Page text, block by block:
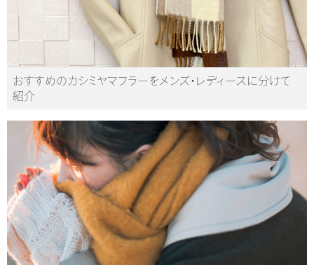
おすすめのカシミヤマフラーをメンズ・レディースに分けて
紹介